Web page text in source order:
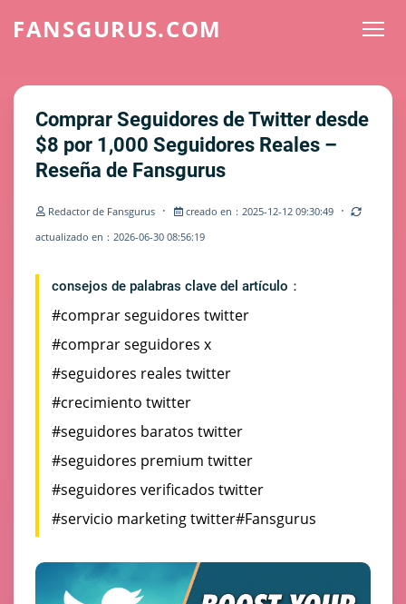
FANSGURUS.COM
Comprar Seguidores de Twitter desde
$8 por 1,000 Seguidores Reales –
Reseña de Fansgurus
Redactor de Fansgurus · creado en：2025-12-12 09:30:49 ·
actualizado en：2026-06-30 08:56:19
consejos de palabras clave del artículo：
#comprar seguidores twitter
#comprar seguidores x
#seguidores reales twitter
#crecimiento twitter
#seguidores baratos twitter
#seguidores premium twitter
#seguidores verificados twitter
#servicio marketing twitter#Fansgurus